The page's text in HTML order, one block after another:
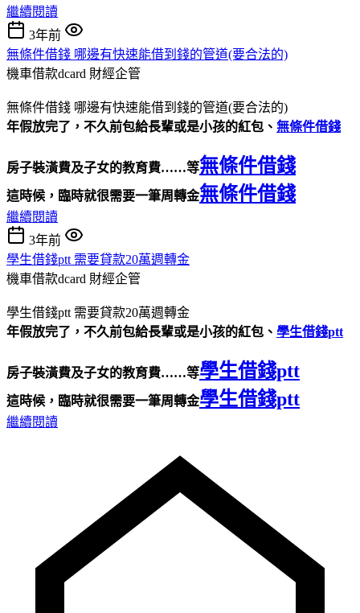
繼續閱讀
3年前
無條件借錢 哪邊有快速能借到錢的管道(要合法的)
機車借款dcard 財經企管
無條件借錢 哪邊有快速能借到錢的管道(要合法的)
年假放完了，不久前包給長輩或是小孩的紅包、 無條件借錢
房子裝潢費及子女的教育費……等無條件借錢
這時候，臨時就很需要一筆周轉金無條件借錢
繼續閱讀
3年前
學生借錢ptt 需要貸款20萬週轉金
機車借款dcard 財經企管
學生借錢ptt 需要貸款20萬週轉金
年假放完了，不久前包給長輩或是小孩的紅包、 學生借錢ptt
房子裝潢費及子女的教育費……等學生借錢ptt
這時候，臨時就很需要一筆周轉金學生借錢ptt
繼續閱讀